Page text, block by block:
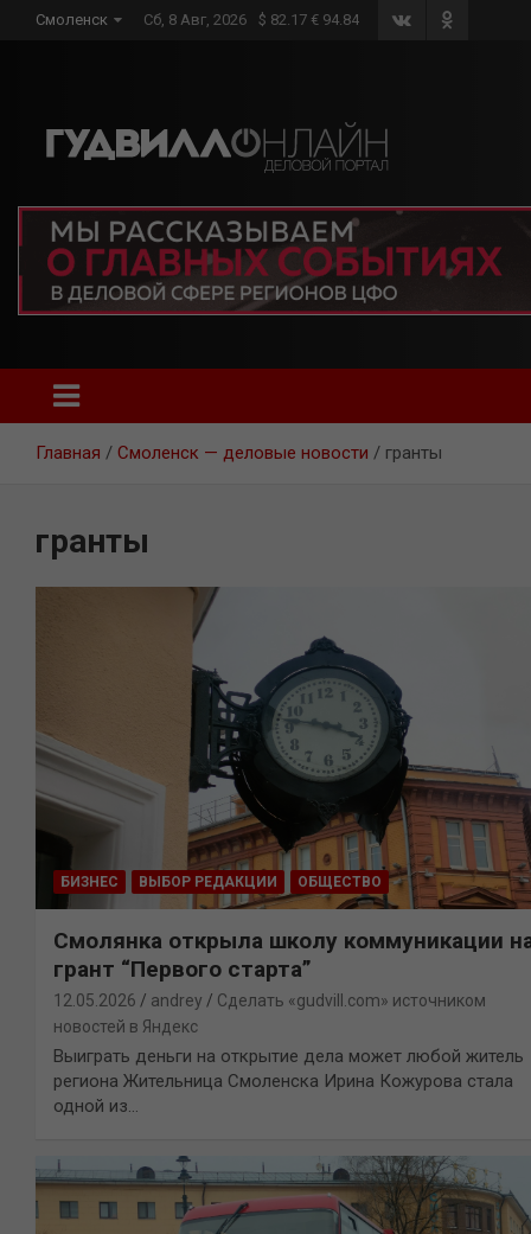
Смоленск Сб, 8 Авг, 2026 $ 82.17 € 94.84
Главная Смоленск — деловые новости гранты
гранты
БИЗНЕС ВЫБОР РЕДАКЦИИ ОБЩЕСТВО
Смолянка открыла школу коммуникации
грант “Первого старта”
12.05.2026 andrey
Сделать «gudvill.com» источником
новостей в Яндекс
Выиграть деньги на открытие дела может любой житель
региона Жительница Смоленска Ирина Кожурова стала
одной из…